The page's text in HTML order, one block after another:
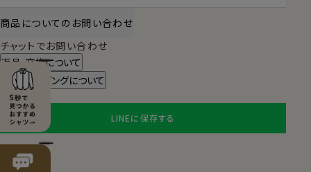
商品についてのお問い合わせ
チャットでお問い合わせ
返品・交換について
ギフトラッピングについて
LINEに保存する